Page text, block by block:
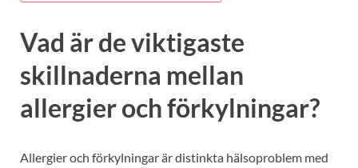
Vad är de viktigaste
skillnaderna mellan
allergier och förkylningar?
Allergier och förkylningar är distinkta hälsoproblem med